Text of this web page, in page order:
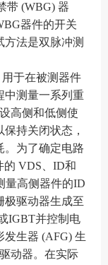
带 (WBG) 器
器件的开关
法是双脉冲测
于在被测器件
中测量一系列重
高侧和低侧使
持关闭状态，
。为了确定电路
的 VDS、ID和
量高侧器件的ID
极驱动器生成至
IGBT并控制电
生器 (AFG) 生
动器。在实际